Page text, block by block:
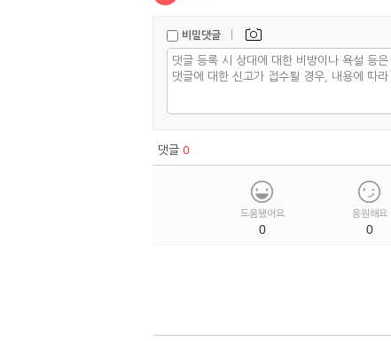
비밀댓글 |
댓글 0
도움됐어요
0
응원해요
0